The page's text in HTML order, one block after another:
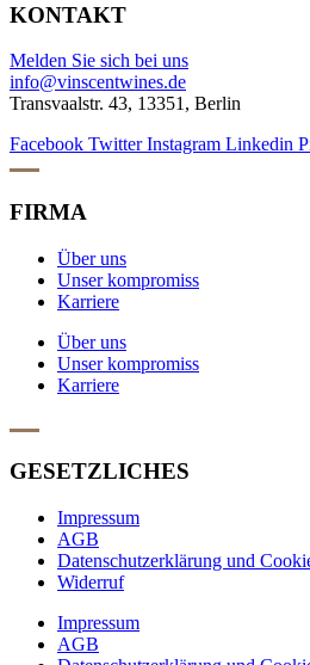
KONTAKT
Melden Sie sich bei uns
info@vinscentwines.de
Transvaalstr. 43, 13351, Berlin
Facebook Twitter Instagram Linkedin
FIRMA
Über uns
Unser kompromiss
Karriere
Über uns
Unser kompromiss
Karriere
GESETZLICHES
Impressum
AGB
Datenschutzerklärung und
Widerruf
Impressum
AGB